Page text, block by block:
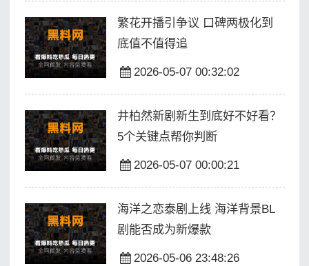
繁花开播引争议 口碑两极化到
底值不值得追
2026-05-07 00:32:02
井柏然新剧新生到底好不好看？
5个关键点帮你判断
2026-05-07 00:00:21
海洋之恋泰剧上线 海洋背景BL
剧能否成为新爆款
2026-05-06 23:48:26